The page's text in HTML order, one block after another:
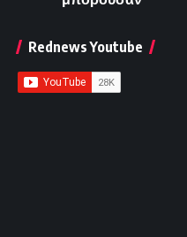
Rednews Youtube